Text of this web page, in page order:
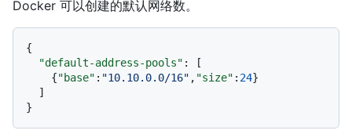
Docker 可以创建的默认网络数。
{
"default-address-pools" :
[
{"base" : "10.10.0.0/16" , "size" : 24}
]
}